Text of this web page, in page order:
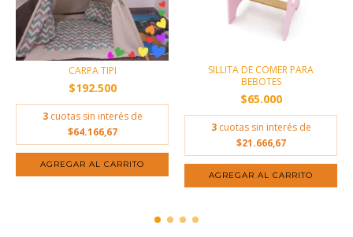
CARPA TIPI
$192.500
3 cuotas sin interés de
$64.166,67
AGREGAR AL CARRITO
SILLITA DE COMER PARA
BEBOTES
$65.000
3 cuotas sin interés de
$21.666,67